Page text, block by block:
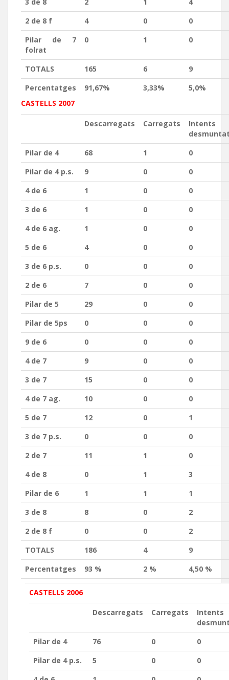
2 de 8 f
4 0
0
Pilar de 7
folrat
0 1 0
TOTALS 165 6
9
Percentatges
91,67% 3,33%
5,0%
CASTELLS 2007
Descarregats Carregats
Intents
Pilar de 4
68 1
0
Pilar de 4 p.s.
9 0
0
4 de 6
1 0
0
3 de 6
1 0
0
4 de 6 ag.
1 0
0
5 de 6
4 0
0
3 de 6 p.s.
0 0
0
2 de 6
7 0
0
Pilar de 5
29 0
0
Pilar de 5ps
0 0
0
9 de 6
0 0
0
4 de 7
9 0
0
3 de 7
15 0
0
4 de 7 ag.
10 0
0
5 de 7
12 0
1
3 de 7 p.s.
0 0
0
2 de 7
11 1
0
4 de 8
0 1
3
Pilar de 6
1 1
1
3 de 8
8 0
2
2 de 8 f
0 0
2
TOTALS
186 4
9
Percentatges
93 % 2 % 4,50 %
CASTELLS 2006
Descarregats Carregats
Intents
Pilar de 4
76 0
0
Pilar de 4 p.s.
5 0
0